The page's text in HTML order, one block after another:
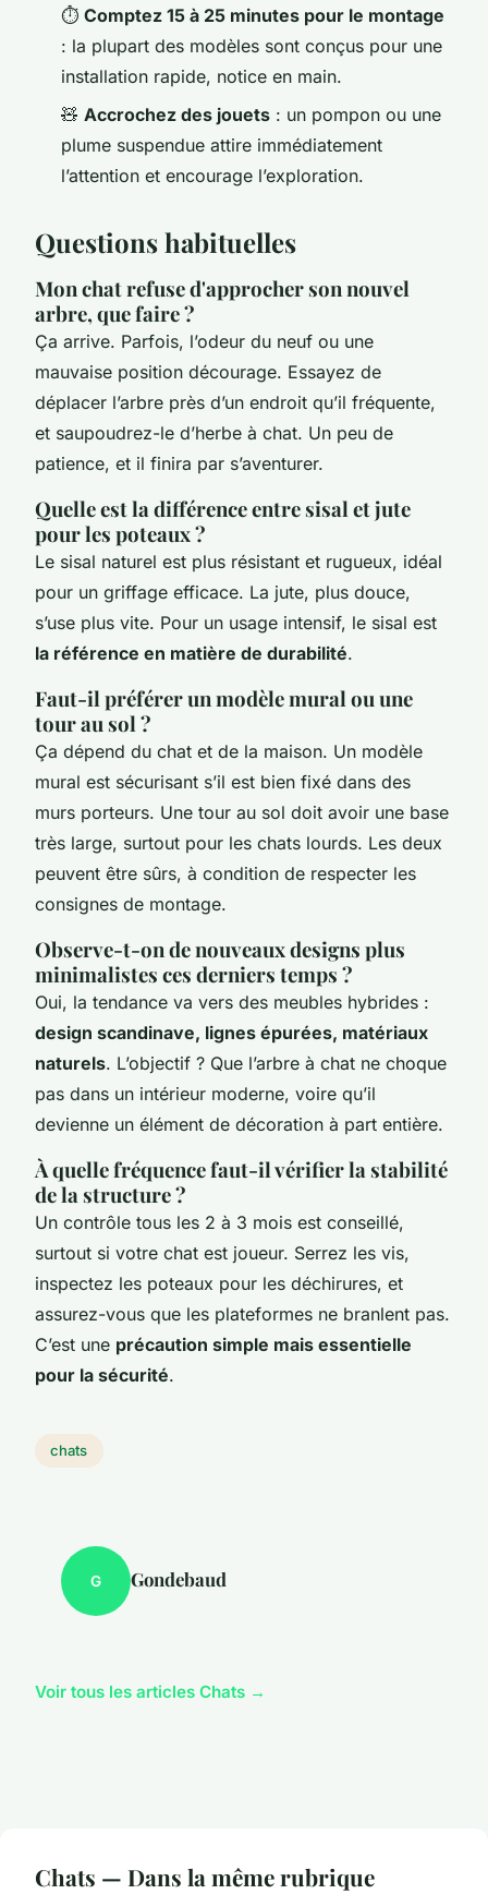
⏱️ Comptez 15 à 25 minutes pour le montage
: la plupart des modèles sont conçus pour une
installation rapide, notice en main.
🧸 Accrochez des jouets : un pompon ou une
plume suspendue attire immédiatement
l’attention et encourage l’exploration.
Questions habituelles
Mon chat refuse d'approcher son nouvel
arbre, que faire ?
Ça arrive. Parfois, l’odeur du neuf ou une
mauvaise position décourage. Essayez de
déplacer l’arbre près d’un endroit qu’il fréquente,
et saupoudrez-le d’herbe à chat. Un peu de
patience, et il finira par s’aventurer.
Quelle est la différence entre sisal et jute
pour les poteaux ?
Le sisal naturel est plus résistant et rugueux, idéal
pour un griffage efficace. La jute, plus douce,
s’use plus vite. Pour un usage intensif, le sisal est
la référence en matière de durabilité.
Faut-il préférer un modèle mural ou une
tour au sol ?
Ça dépend du chat et de la maison. Un modèle
mural est sécurisant s’il est bien fixé dans des
murs porteurs. Une tour au sol doit avoir une base
très large, surtout pour les chats lourds. Les deux
peuvent être sûrs, à condition de respecter les
consignes de montage.
Observe-t-on de nouveaux designs plus
minimalistes ces derniers temps ?
Oui, la tendance va vers des meubles hybrides :
design scandinave, lignes épurées, matériaux
naturels. L’objectif ? Que l’arbre à chat ne choque
pas dans un intérieur moderne, voire qu’il
devienne un élément de décoration à part entière.
À quelle fréquence faut-il vérifier la stabilité
de la structure ?
Un contrôle tous les 2 à 3 mois est conseillé,
surtout si votre chat est joueur. Serrez les vis,
inspectez les poteaux pour les déchirures, et
assurez-vous que les plateformes ne branlent pas.
C’est une précaution simple mais essentielle
pour la sécurité.
chats
G Gondebaud
Voir tous les articles Chats →
Chats — Dans la même rubrique